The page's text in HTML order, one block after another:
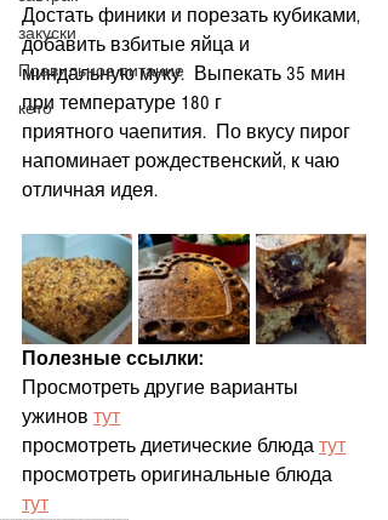
закуски
Правильное питание
кето
Достать финики и порезать кубиками,
добавить взбитые яйца и
миндальную муку.  Выпекать 35 мин
при температуре 180 г
приятного чаепития.  По вкусу пирог
напоминает рождественский, к чаю
отличная идея.
Полезные ссылки:
Просмотреть другие варианты
ужинов тут
просмотреть диетические блюда тут
просмотреть оригинальные блюда
тут